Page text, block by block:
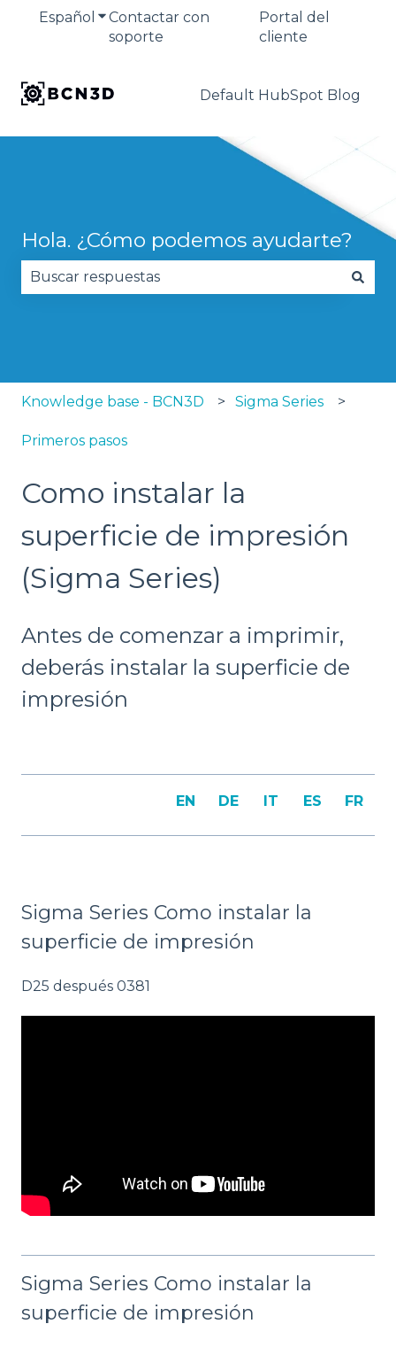
Español Traducciones de Mostrar submenú de
Contactar con
soporte
Portal del
cliente
Default HubSpot Blog
Hola. ¿Cómo podemos ayudarte?
Knowledge base - BCN3D Sigma Series
Primeros pasos
Como instalar la
superficie de impresión
(Sigma Series)
Antes de comenzar a imprimir,
deberás instalar la superficie de
impresión
EN DE IT ES FR
Sigma Series Como instalar la
superficie de impresión
D25 después 0381
Sigma Series Como instalar la
superficie de impresión